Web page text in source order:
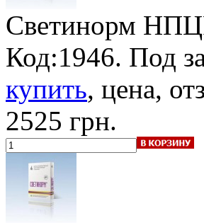
Светинорм
Код:1946. Под
купить, цена,
2525 грн.